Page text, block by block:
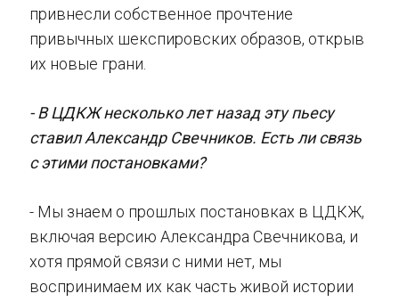
привнесли собственное прочтение
привычных шекспировских образов, открыв
их новые грани.
- В ЦДКЖ несколько лет назад эту пьесу
ставил Александр Свечников. Есть ли связь
с этими постановками?
- Мы знаем о прошлых постановках в ЦДКЖ,
включая версию Александра Свечникова, и
хотя прямой связи с ними нет, мы
воспринимаем их как часть живой истории